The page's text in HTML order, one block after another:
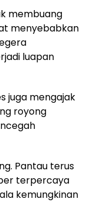
membuang
menyebabkan
luapan
juga mengajak
royong
Pantau terus
terpercaya
kemungkinan